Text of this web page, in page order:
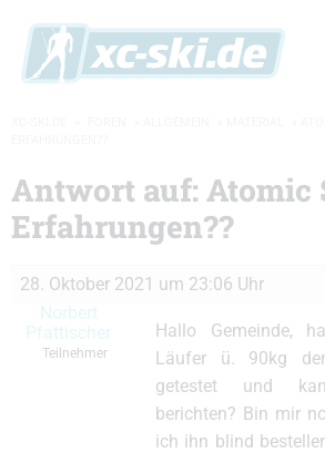
Antwort auf: Atomic
Erfahrungen??
28. Oktober 2021 um 23:06 Uhr
Norbert
Pfattischer
Teilnehmer
Hallo Gemeinde,
Läufer ü. 90kg
getestet und
berichten? Bin mir
ich ihn blind